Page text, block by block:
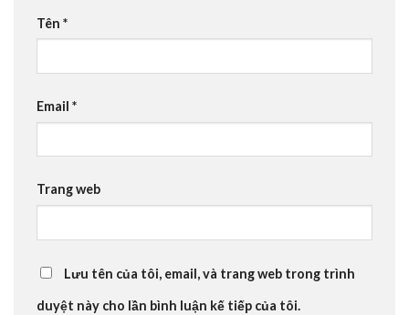
Tên *
Email *
Trang web
Lưu tên của tôi, email, và trang web trong trình
duyệt này cho lần bình luận kế tiếp của tôi.